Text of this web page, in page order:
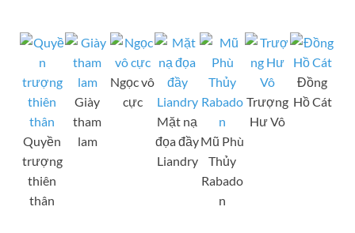
Quyền
trượng
thiên
thân
Giày
tham
lam
Ngọc vô
cực
Mặt nạ
đọa đầy
Liandry
Mũ Phù
Thủy
Rabado
n
Trượng
Hư Vô
Đồng
Hồ Cát